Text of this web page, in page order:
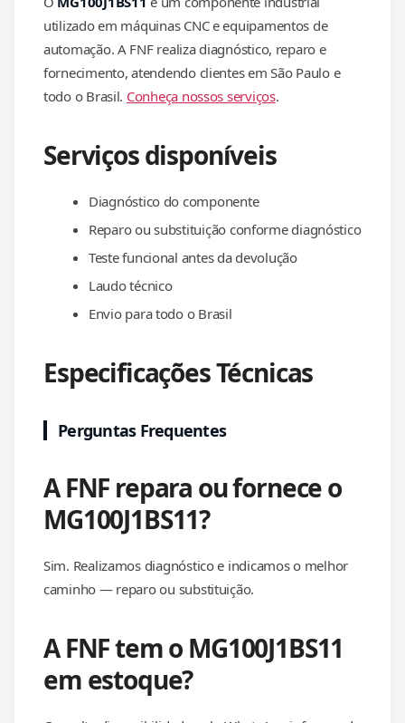
utilizado em máquinas CNC e equipamentos de
automação. A FNF realiza diagnóstico, reparo e
fornecimento, atendendo clientes em São Paulo e
todo o Brasil. Conheça nossos serviços.
Serviços disponíveis
Diagnóstico do componente
Reparo ou substituição conforme diagnóstico
Teste funcional antes da devolução
Laudo técnico
Envio para todo o Brasil
Especificações Técnicas
Perguntas Frequentes
A FNF repara ou fornece o
MG100J1BS11?
Sim. Realizamos diagnóstico e indicamos o melhor
caminho — reparo ou substituição.
A FNF tem o MG100J1BS11
em estoque?